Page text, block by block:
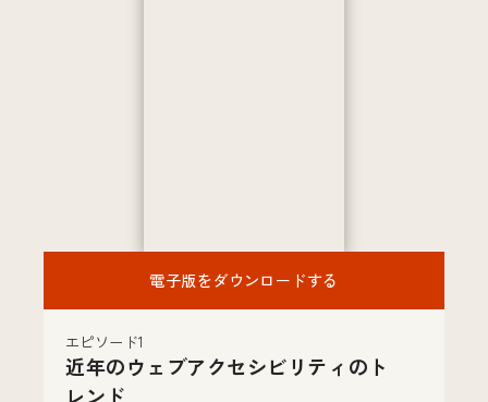
電子版をダウンロードする
エピソード1
近年のウェブアクセシビリティのト
レンド